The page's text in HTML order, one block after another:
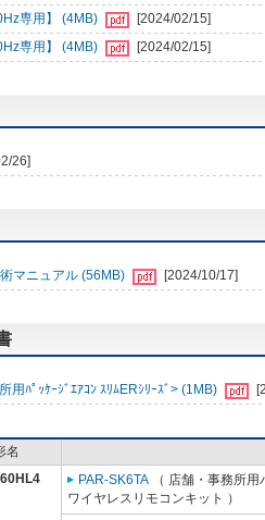
専用】 (4MB)
[2024/02/15]
専用】 (4MB)
[2024/02/15]
26]
マニュアル (56MB) [2024/10/17]
ﾊﾟｯｹｰｼﾞｴｱｺﾝ ｽﾘﾑERｼﾘｰｽﾞ> (1MB)
名
PAR-SK6TA （ 店舗・事務所
ワイヤレスリモコンキット ）